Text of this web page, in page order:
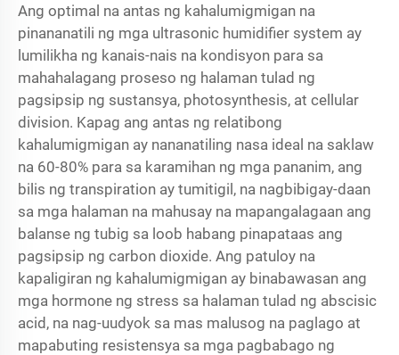
Ang optimal na antas ng kahalumigmigan na
pinananatili ng mga ultrasonic humidifier system ay
lumilikha ng kanais-nais na kondisyon para sa
mahahalagang proseso ng halaman tulad ng
pagsipsip ng sustansya, photosynthesis, at cellular
division. Kapag ang antas ng relatibong
kahalumigmigan ay nananatiling nasa ideal na saklaw
na 60-80% para sa karamihan ng mga pananim, ang
bilis ng transpiration ay tumitigil, na nagbibigay-daan
sa mga halaman na mahusay na mapangalagaan ang
balanse ng tubig sa loob habang pinapataas ang
pagsipsip ng carbon dioxide. Ang patuloy na
kapaligiran ng kahalumigmigan ay binabawasan ang
mga hormone ng stress sa halaman tulad ng abscisic
acid, na nag-uudyok sa mas malusog na paglago at
mapabuting resistensya sa mga pagbabago ng